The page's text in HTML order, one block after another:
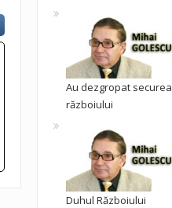
Au dezgropat securea
războiului
Duhul Războiului